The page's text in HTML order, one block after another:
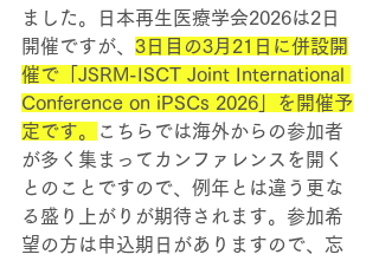
ました。
日本再生医療学会2026は2日
開催ですが、 3日目の3月21日に併設開
催で「JSRM-ISCT Joint International
Conference on iPSCs 2026」を開催予
定です。
こちらでは海外からの参加者
が多く集まってカンファレンスを開く
とのことですので、例年とは違う更な
る盛り上がりが期待されます。参加希
望の方は申込期日がありますので、忘